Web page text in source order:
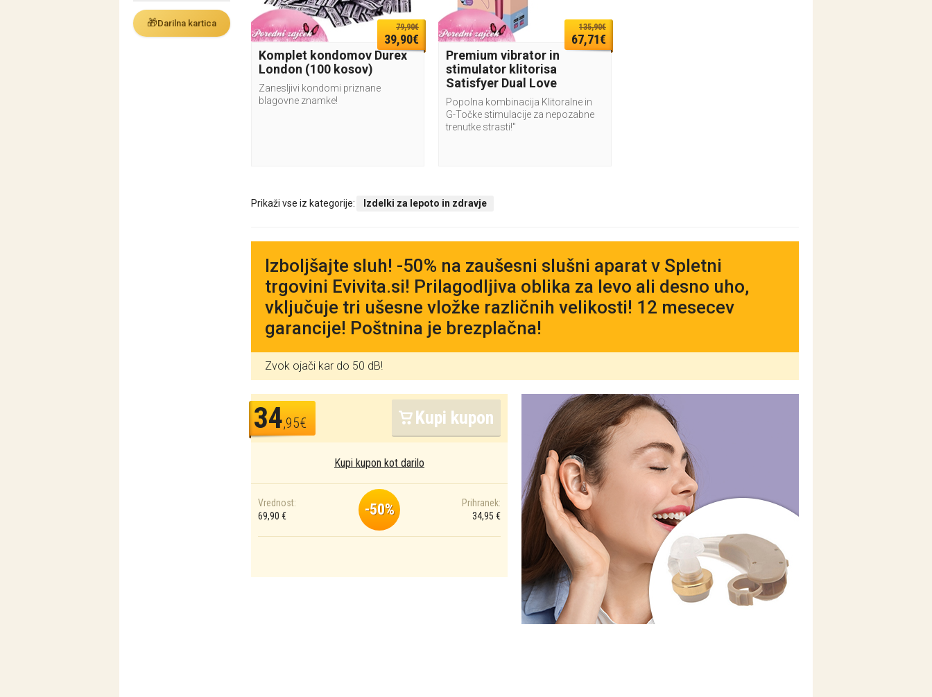
🎁Darilna kartica 79,90€
39,90€
Komplet kondomov Durex
London (100 kosov)
Zanesljivi kondomi priznane
blagovne znamke!
135,90€
67,71€
Premium vibrator in
stimulator klitorisa
Satisfyer Dual Love
Popolna kombinacija Klitoralne in
G-Točke stimulacije za nepozabne
trenutke strasti!"
Prikaži vse iz kategorije: Izdelki za lepoto in zdravje
Izboljšajte sluh! -50% na zaušesni slušni aparat v Spletni
trgovini Evivita.si! Prilagodljiva oblika za levo ali desno uho,
vključuje tri ušesne vložke različnih velikosti! 12 mesecev
garancije! Poštnina je brezplačna!
Zvok ojači kar do 50 dB!
34,95€ Kupi kupon
Kupi kupon kot darilo
Vrednost:
69,90 €
-50%
Prihranek:
34,95 €